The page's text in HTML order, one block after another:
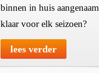
binnen in huis
klaar voor elk seizoen?
lees verder